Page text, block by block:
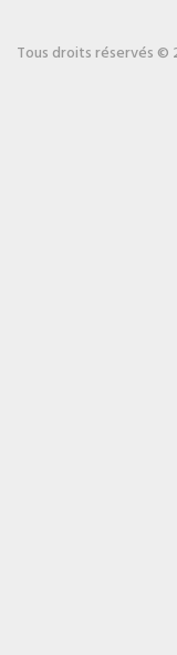
Tous droits réservés ©